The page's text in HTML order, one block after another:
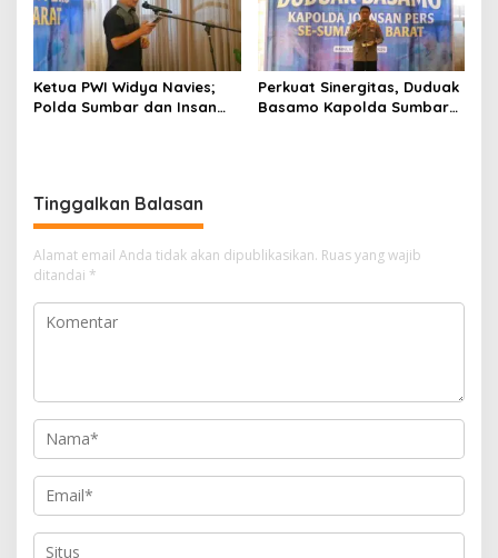
Ketua PWI Widya Navies;
Polda Sumbar dan Insan
Perkuat Sinergitas, Duduak
Basamo Kapolda Sumbar
Tinggalkan Balasan
Alamat email Anda tidak akan dipublikasikan. Ruas yang wajib
ditandai *